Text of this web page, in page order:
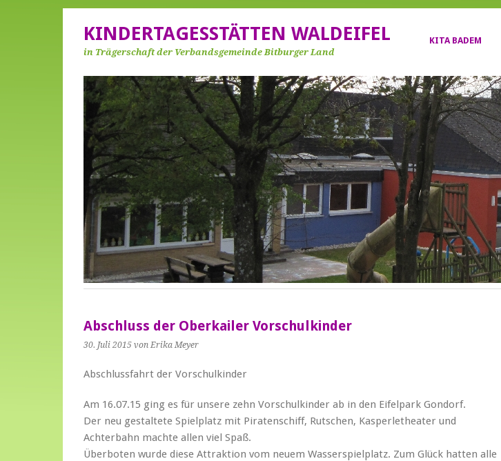
KITA BADEM
KINDERTAGESSTÄTTEN WALDEIFEL
in Trägerschaft der Verbandsgemeinde Bitburger Land
Abschluss der Oberkailer Vorschulkinder
30. Juli 2015 von Erika Meyer
Abschlussfahrt der Vorschulkinder
Am 16.07.15 ging es für unsere zehn Vorschulkinder ab in den Eifelpark Gondorf.
Der neu gestaltete Spielplatz mit Piratenschiff, Rutschen, Kasperletheater und
Achterbahn machte allen viel Spaß.
Überboten wurde diese Attraktion vom neuem Wasserspielplatz. Zum Glück hatten alle